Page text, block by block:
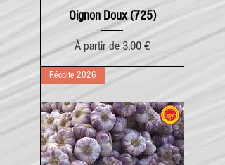
Oignon Doux (725)
À partir de3,00 €
Prix promotionnel
Récolte 2026